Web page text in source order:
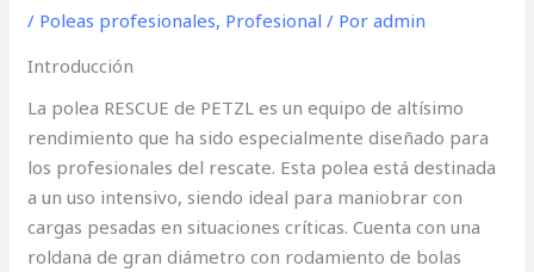
/ Poleas profesionales, Profesional / Poradmin
Introducción
La polea RESCUE de PETZL es un equipo de altísimo
rendimiento que ha sido especialmente diseñado para
los profesionales del rescate. Esta polea está destinada
a un uso intensivo, siendo ideal para maniobrar con
cargas pesadas en situaciones críticas. Cuenta con una
roldana de gran diámetro con rodamiento de bolas